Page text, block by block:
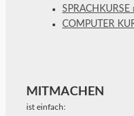
SPRACHKURSE
COMPUTER
MITMACHEN
ist einfach: